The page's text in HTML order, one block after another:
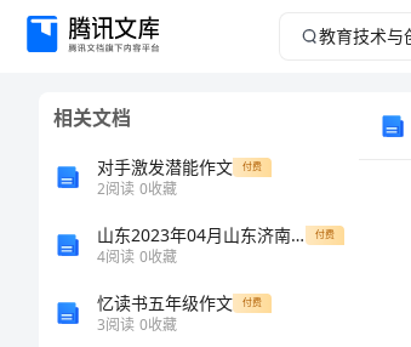
教
相关文档
对手激发潜能作文 付费
2阅读 0收藏
山东2023年04月山东济南市公务员考试(8日上午)国家公务员考试考试大纲历年真题笔试参考题库答案解析 付费
4阅读 0收藏
忆读书五年级作文 付费
3阅读 0收藏